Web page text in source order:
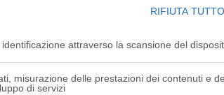
RIFIUTA TUTTO
attraverso la scansione del
misurazione delle prestazioni dei contenuti e
di servizi
Articolo successivo
per sostenere artigiani e piccole